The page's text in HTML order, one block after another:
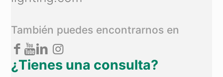
También puedes encontrarnos en
¿Tienes una consulta?